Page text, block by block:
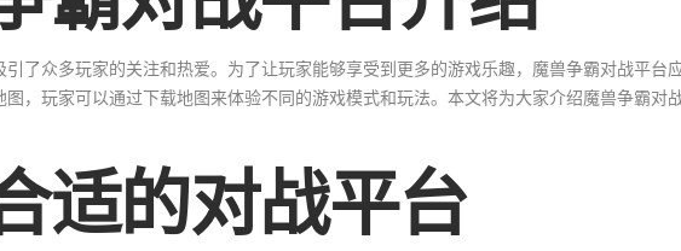
了众多玩家的关注和热爱。为了让玩家能够享受到更多的游戏乐趣，魔兽争霸对战平台应
，玩家可以通过下载地图来体验不同的游戏模式和玩法。本文将为大家介绍魔兽争霸对
适的对战平台